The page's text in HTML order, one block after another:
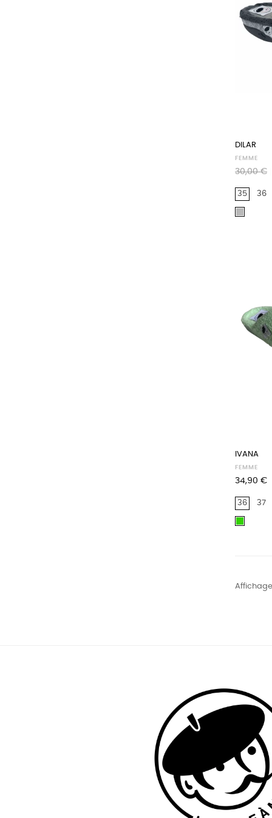
DILAR
FEMME
Prix
30,00 €
35 36
IVANA
FEMME
Prix
34,90 €
36 37
Affichage